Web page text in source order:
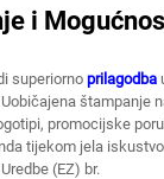
i
superiorno prilagodba
štampanje
promocijske
tijekom jela
(EZ) br.